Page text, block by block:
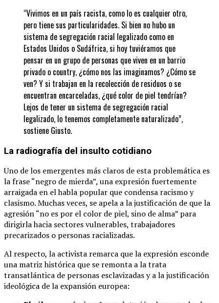
“Vivimos en un país racista, como lo es cualquier otro,
pero tiene sus particularidades. Si bien no hubo un
sistema de segregación racial legalizado como en
Estados Unidos o Sudáfrica, si hoy tuviéramos que
pensar en un grupo de personas que viven en un barrio
privado o country, ¿cómo nos las imaginamos? ¿Cómo se
ven? Y si trabajan en la recolección de residuos o se
encuentran encarceladas, ¿qué color de piel tendrían?
Lejos de tener un sistema de segregación racial
legalizado, lo tenemos completamente naturalizado”,
sostiene Giusto.
La radiografía del insulto cotidiano
Uno de los emergentes más claros de esta problemática es
la frase “negro de mierda”, una expresión fuertemente
arraigada en el habla popular que condensa racismo y
clasismo. Muchas veces, se apela a la justificación de que la
agresión “no es por el color de piel, sino de alma” para
dirigirla hacia sectores vulnerables, trabajadores
precarizados o personas racializadas.
Al respecto, la activista remarca que la expresión esconde
una matriz histórica que se remonta a la trata
transatlántica de personas esclavizadas y a la justificación
ideológica de la expansión europea: